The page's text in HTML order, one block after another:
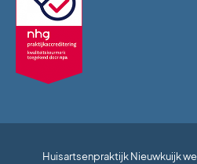
Huisartsenpraktijk Nieuwkuijk